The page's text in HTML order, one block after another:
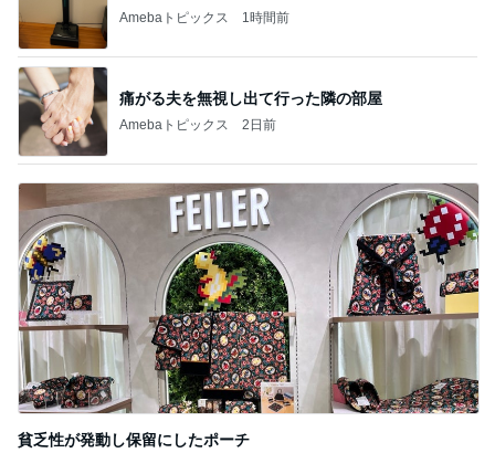
Amebaトピックス 2日前
貧乏性が発動し保留にしたポーチ
Amebaトピックス 1日前
記事を読む